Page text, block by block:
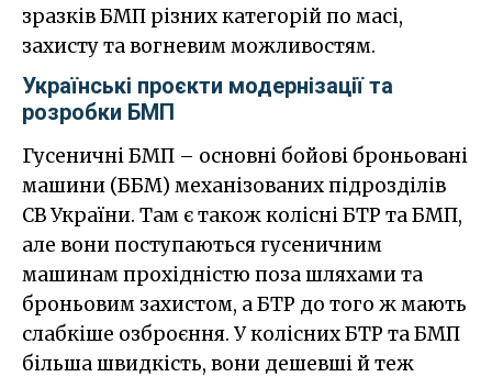
зразків БМП різних категорій по масі,
захисту та вогневим можливостям.
Українські проєкти модернізації та
розробки БМП
Гусеничні БМП – основні бойові броньовані
машини (ББМ) механізованих підрозділів
СВ України. Там є також колісні БТР та БМП,
але вони поступаються гусеничним
машинам прохідністю поза шляхами та
броньовим захистом, а БТР до того ж мають
слабкіше озброєння. У колісних БТР та БМП
більша швидкість, вони дешевші й теж